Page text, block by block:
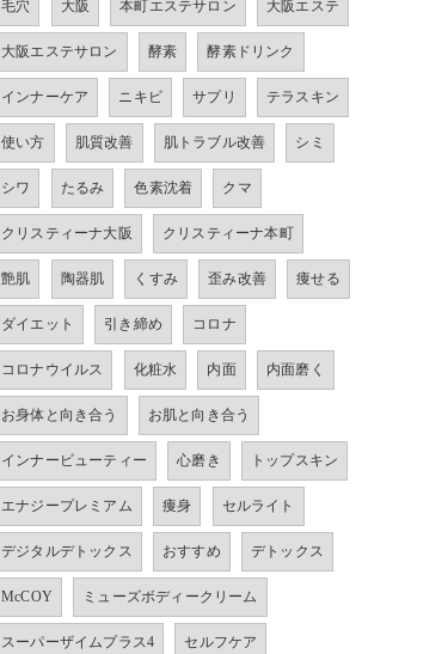
毛穴 大阪 本町エステサロン 大阪エステ
大阪エステサロン 酵素 酵素ドリンク
インナーケア ニキビ サプリ テラスキン
使い方 肌質改善 肌トラブル改善 シミ
シワ たるみ 色素沈着 クマ
クリスティーナ大阪 クリスティーナ本町
艶肌 陶器肌 くすみ 歪み改善 痩せる
ダイエット 引き締め コロナ
コロナウイルス 化粧水 内面 内面磨く
お身体と向き合う お肌と向き合う
インナービューティー 心磨き トップスキン
エナジープレミアム 痩身 セルライト
デジタルデトックス おすすめ デトックス
McCOY ミューズボディークリーム
スーパーザイムプラス4 セルフケア